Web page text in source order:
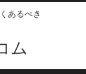
あるべき